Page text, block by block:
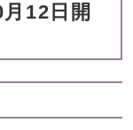
12日開